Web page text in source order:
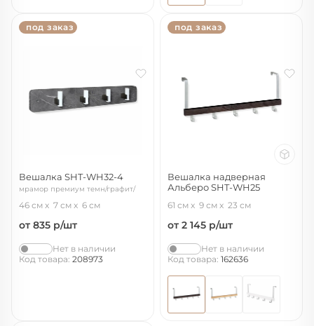
под заказ
Вешалка SHT-WH32-4
мрамор премиум темн/графит/
белый
46 см 7 см 6 см
от 835 р/шт
Нет в наличии
Код товара: 208973
под заказ
Вешалка надверная
Альберо SHT-WH25
61 см 9 см 23 см
от 2 145 р/шт
Нет в наличии
Код товара: 162636